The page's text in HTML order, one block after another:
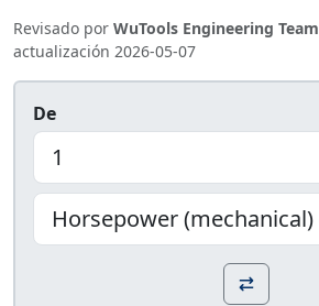
Revisado por WuTools Engineering Team
actualización 2026-05-07
De